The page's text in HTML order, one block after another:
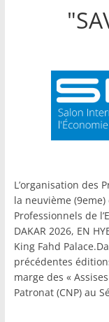
L’organisation des
la neuvième
Professionnels de
DAKAR 2026, EN
King Fahd
précédentes
marge des «
Patronat (CNP) au